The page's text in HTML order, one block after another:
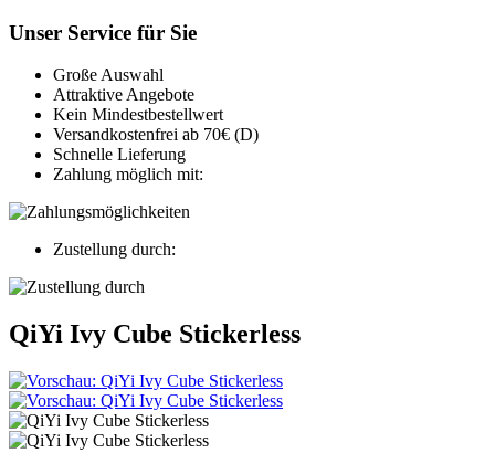
Unser Service für Sie
Große Auswahl
Attraktive Angebote
Kein Mindestbestellwert
Versandkostenfrei ab 70€ (D)
Schnelle Lieferung
Zahlung möglich mit:
Zustellung durch:
QiYi Ivy Cube Stickerless